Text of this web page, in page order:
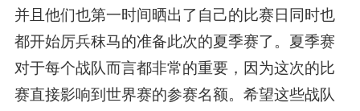
并且他们也第一时间晒出了自己的比赛日同时也
都开始厉兵秣马的准备此次的夏季赛了。夏季赛
对于每个战队而言都非常的重要，因为这次的比
赛直接影响到世界赛的参赛名额。希望这些战队